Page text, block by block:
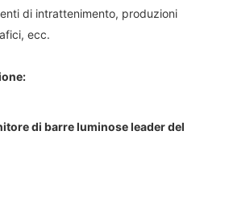
di intrattenimento, produzioni
ecc.